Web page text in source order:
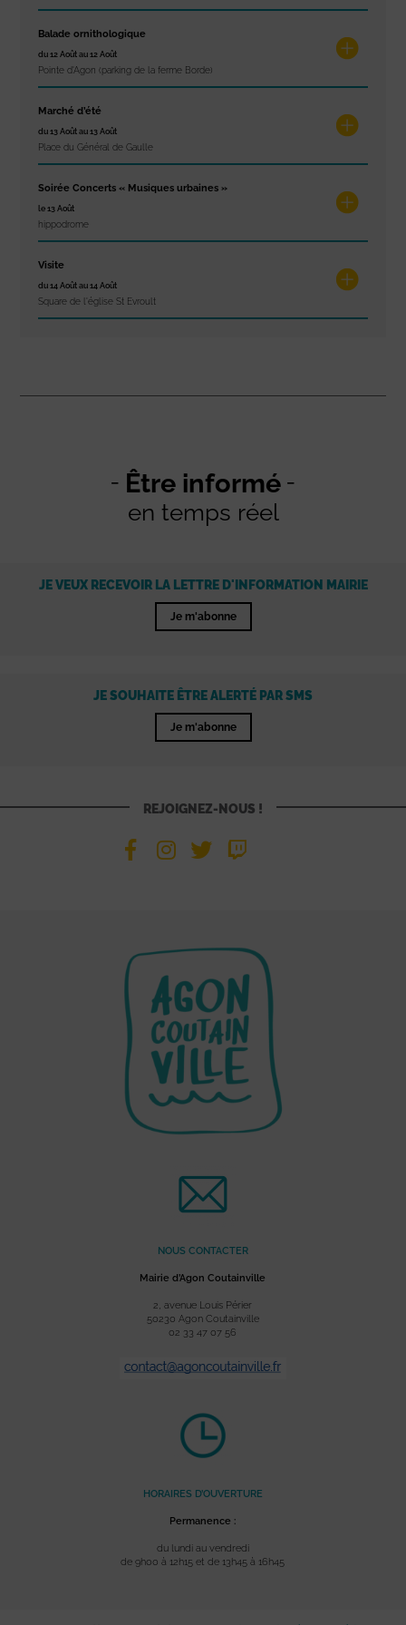
Balade ornithologique
du 12 Août au 12 Août
Pointe d'Agon (parking de la ferme Borde)
Marché d’été
du 13 Août au 13 Août
Place du Général de Gaulle
Soirée Concerts « Musiques urbaines »
le 13 Août
hippodrome
Visite
du 14 Août au 14 Août
Square de l'église St Evroult
Être informé
en temps réel
JE VEUX RECEVOIR LA LETTRE D'INFORMATION MAIRIE
Je m'abonne
JE SOUHAITE ÊTRE ALERTÉ PAR SMS
Je m'abonne
REJOIGNEZ-NOUS !
NOUS CONTACTER
Mairie d’Agon Coutainville
2, avenue Louis Périer
50230 Agon Coutainville
02 33 47 07 56
HORAIRES D’OUVERTURE
Permanence :
du lundi au vendredi
de 9h00 à 12h15 et de 13h45 à 16h45